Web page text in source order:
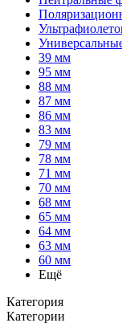
39 мм
95 мм
88 мм
87 мм
86 мм
83 мм
79 мм
78 мм
71 мм
70 мм
68 мм
65 мм
64 мм
63 мм
60 мм
Ещё
Категория
Категории